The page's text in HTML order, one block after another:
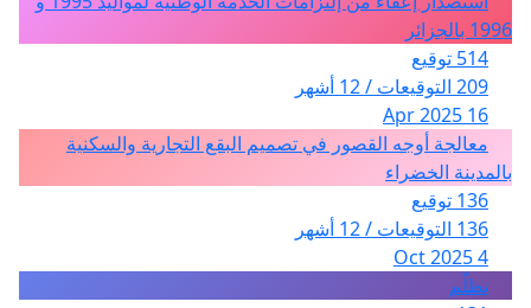
1996 بالجزائر
514 توقيع
209 التوقيعات / 12 أشهر
16 Apr 2025
معالجة أوجه القصور في تصميم البقع التجارية والسكنية
بالمدينة الخضراء
136 توقيع
136 التوقيعات / 12 أشهر
4 Oct 2025
تظلّم